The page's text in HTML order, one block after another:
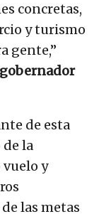
concretas,
y turismo
gente,”
de esta
la
y
las metas